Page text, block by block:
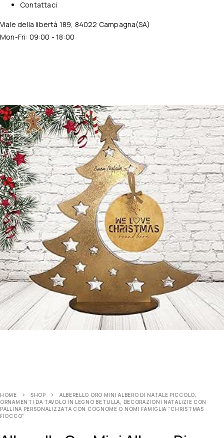
Contattaci
Viale della libertà 189, 84022 Campagna(SA)
Mon-Fri: 09:00 - 18:00
HOME SHOP
ALBERELLO ORO MINI ALBERO DI NATALE PICCOLO,
ORNAMENTI DA TAVOLO IN LEGNO BETULLA, DECORAZIONI NATALIZIE CON
PALLINA PERSONALIZZATA CON COGNOME O NOMI FAMIGLIA ”CHRISTMAS
FIOCCO”